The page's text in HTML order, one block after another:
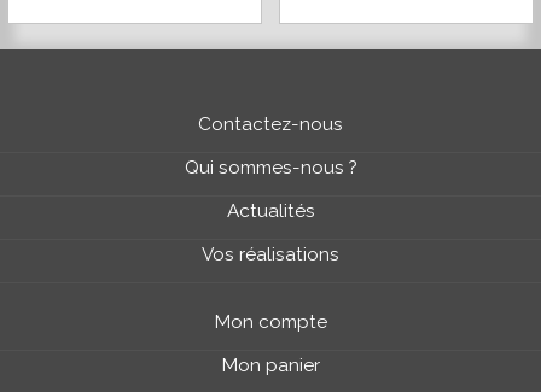
Contactez-nous
Qui sommes-nous ?
Actualités
Vos réalisations
Mon compte
Mon panier